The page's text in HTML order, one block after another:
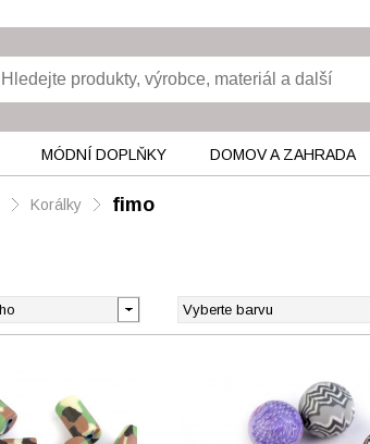
MÓDNÍ DOPLŇKY DOMOV A ZAHRADA
Korálky fimo